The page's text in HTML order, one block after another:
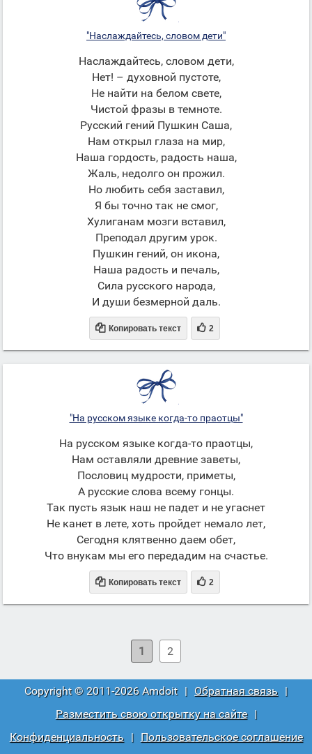
"Наслаждайтесь, словом дети"
Наслаждайтесь, словом дети,
Нет! – духовной пустоте,
Не найти на белом свете,
Чистой фразы в темноте.
Русский гений Пушкин Саша,
Нам открыл глаза на мир,
Наша гордость, радость наша,
Жаль, недолго он прожил.
Но любить себя заставил,
Я бы точно так не смог,
Хулиганам мозги вставил,
Преподал другим урок.
Пушкин гений, он икона,
Наша радость и печаль,
Сила русского народа,
И души безмерной даль.
 Копировать текст  2
"На русском языке когда-то праотцы"
На русском языке когда-то праотцы,
Нам оставляли древние заветы,
Пословиц мудрости, приметы,
А русские слова всему гонцы.
Так пусть язык наш не падет и не угаснет
Не канет в лете, хоть пройдет немало лет,
Сегодня клятвенно даем обет,
Что внукам мы его передадим на счастье.
 Копировать текст  2
1 2
Copyright © 2011-2026 Amdoit | Обратная связь |
Разместить свою открытку на сайте
|
Конфиденциальность
|
Пользовательское соглашение